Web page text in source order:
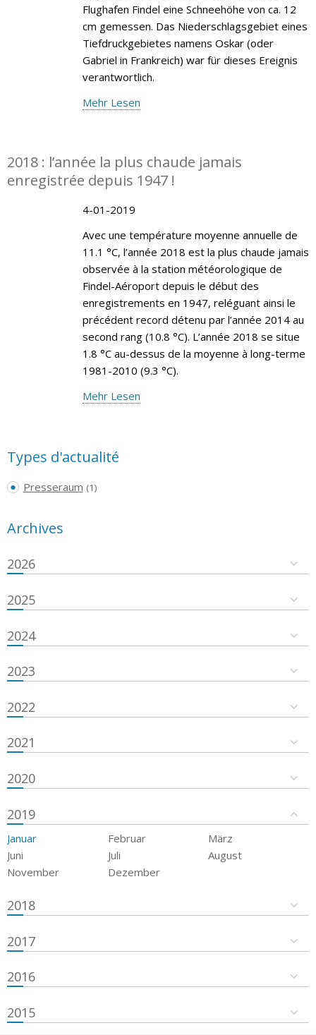
Flughafen Findel eine Schneehöhe von ca. 12
cm gemessen. Das Niederschlagsgebiet eines
Tiefdruckgebietes namens Oskar (oder
Gabriel in Frankreich) war für dieses Ereignis
verantwortlich.
Mehr Lesen
2018 : l’année la plus chaude jamais
enregistrée depuis 1947 !
4-01-2019
Avec une température moyenne annuelle de
11.1 °C, l’année 2018 est la plus chaude jamais
observée à la station météorologique de
Findel-Aéroport depuis le début des
enregistrements en 1947, reléguant ainsi le
précédent record détenu par l’année 2014 au
second rang (10.8 °C). L’année 2018 se situe
1.8 °C au-dessus de la moyenne à long-terme
1981-2010 (9.3 °C).
Mehr Lesen
Types d'actualité
Presseraum (1)
Archives
2026
2025
2024
2023
2022
2021
2020
2019
Januar Februar
März
Juni
Juli
August
November
Dezember
2018
2017
2016
2015